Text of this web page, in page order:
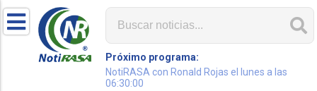
Próximo programa:
NotiRASA con Ronald Rojas el lunes a las
06:30:00